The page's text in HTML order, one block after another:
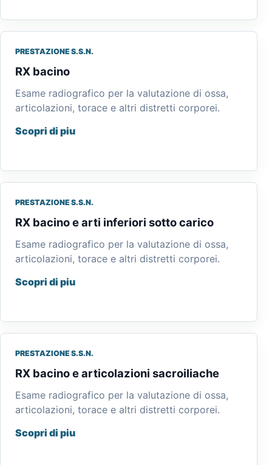
PRESTAZIONE S.S.N.
RX bacino
Esame radiografico per la valutazione di ossa,
articolazioni, torace e altri distretti corporei.
Scopri di piu
PRESTAZIONE S.S.N.
RX bacino e arti inferiori sotto carico
Esame radiografico per la valutazione di ossa,
articolazioni, torace e altri distretti corporei.
Scopri di piu
PRESTAZIONE S.S.N.
RX bacino e articolazioni sacroiliache
Esame radiografico per la valutazione di ossa,
articolazioni, torace e altri distretti corporei.
Scopri di piu